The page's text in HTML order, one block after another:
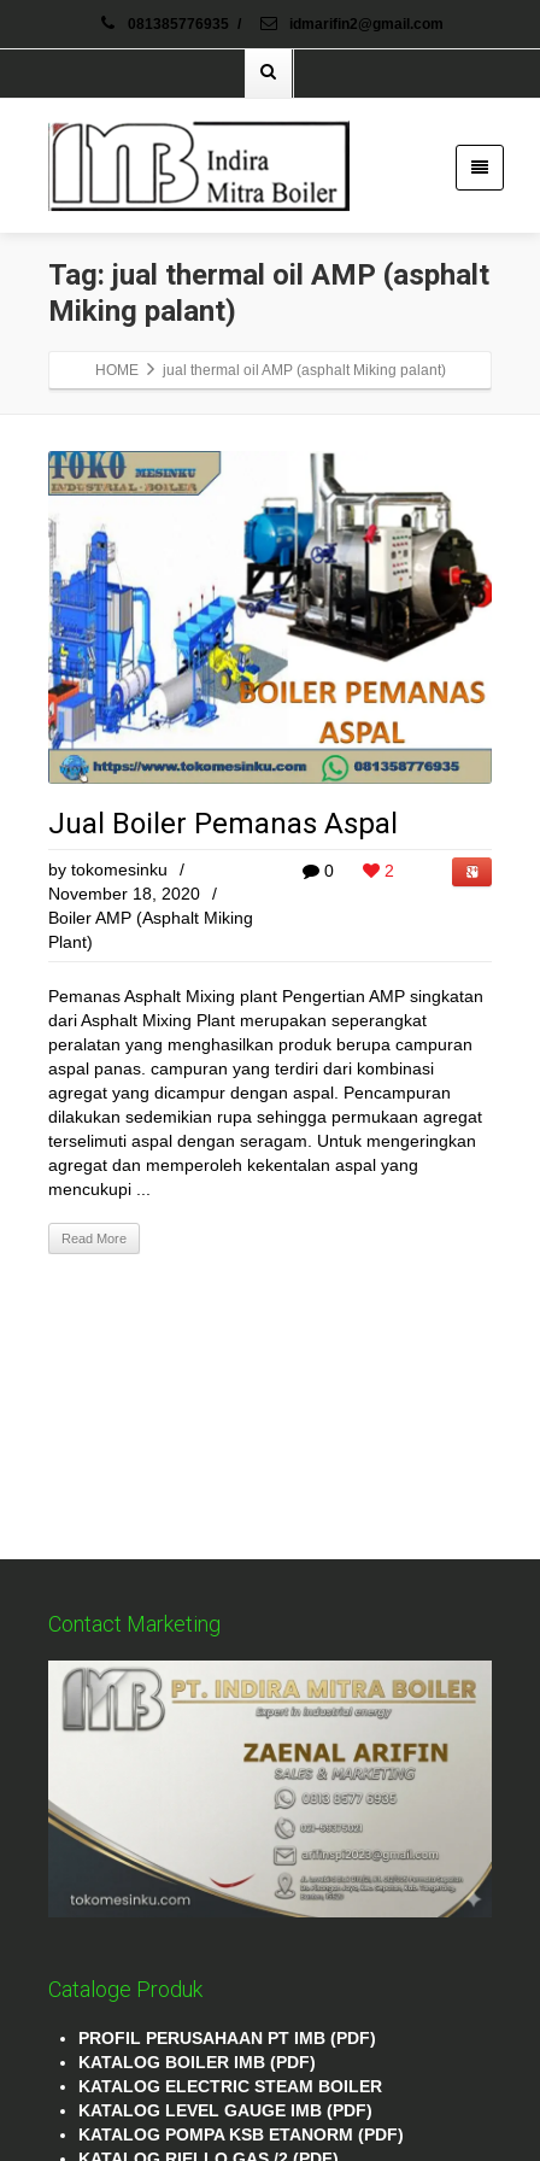
081385776935 / idmarifin2@gmail.com
Tag: jual thermal oil AMP (asphalt
Miking palant)
HOME jual thermal oil AMP (asphalt Miking palant)
Jual Boiler Pemanas Aspal
0 2
by tokomesinku
/
November 18, 2020
/
Boiler AMP (Asphalt Miking
Plant)
Pemanas Asphalt Mixing plant Pengertian AMP singkatan
dari Asphalt Mixing Plant merupakan seperangkat
peralatan yang menghasilkan produk berupa campuran
aspal panas. campuran yang terdiri dari kombinasi
agregat yang dicampur dengan aspal. Pencampuran
dilakukan sedemikian rupa sehingga permukaan agregat
terselimuti aspal dengan seragam. Untuk mengeringkan
agregat dan memperoleh kekentalan aspal yang
mencukupi ...
Read More
Contact Marketing
Cataloge Produk
PROFIL PERUSAHAAN PT IMB (PDF)
KATALOG BOILER IMB (PDF)
KATALOG ELECTRIC STEAM BOILER
KATALOG LEVEL GAUGE IMB (PDF)
KATALOG POMPA KSB ETANORM (PDF)